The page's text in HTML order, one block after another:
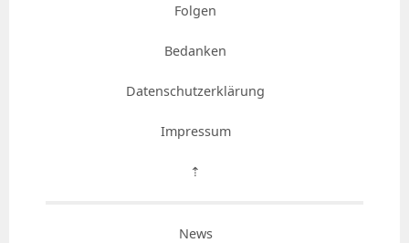
Folgen
Bedanken
Datenschutzerklärung
Impressum
⇡
News